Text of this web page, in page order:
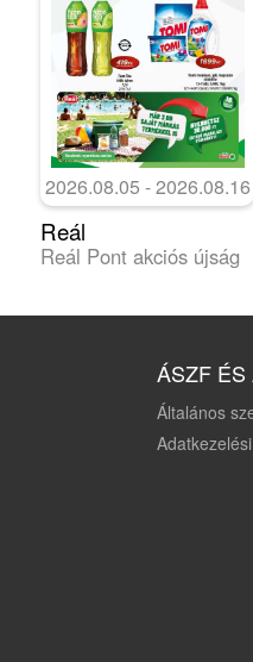
2026.08.05 - 2026.08.16
Reál
Reál Pont akciós újság
ÁSZF ÉS
Általános